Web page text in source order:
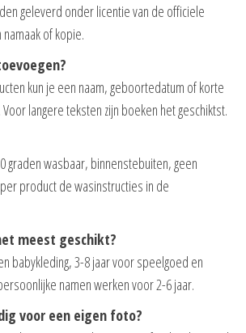
geleverd onder licentie van de officiele
of kopie.
kun je een naam, geboortedatum of korte
langere teksten zijn boeken het geschiktst.
graden wasbaar, binnenstebuiten, geen
product de wasinstructies in de
meest geschikt?
babykleding, 3-8 jaar voor speelgoed en
namen werken voor 2-6 jaar.
voor een eigen foto?